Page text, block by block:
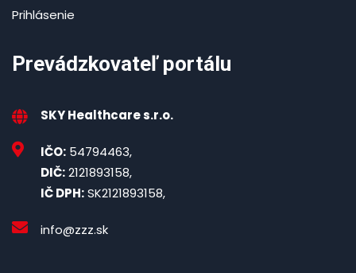
Prihlásenie
Prevádzkovateľ portálu
SKY Healthcare s.r.o.
IČO: 54794463,
DIČ:2121893158,
IČ DPH:SK2121893158,
info@zzz.sk